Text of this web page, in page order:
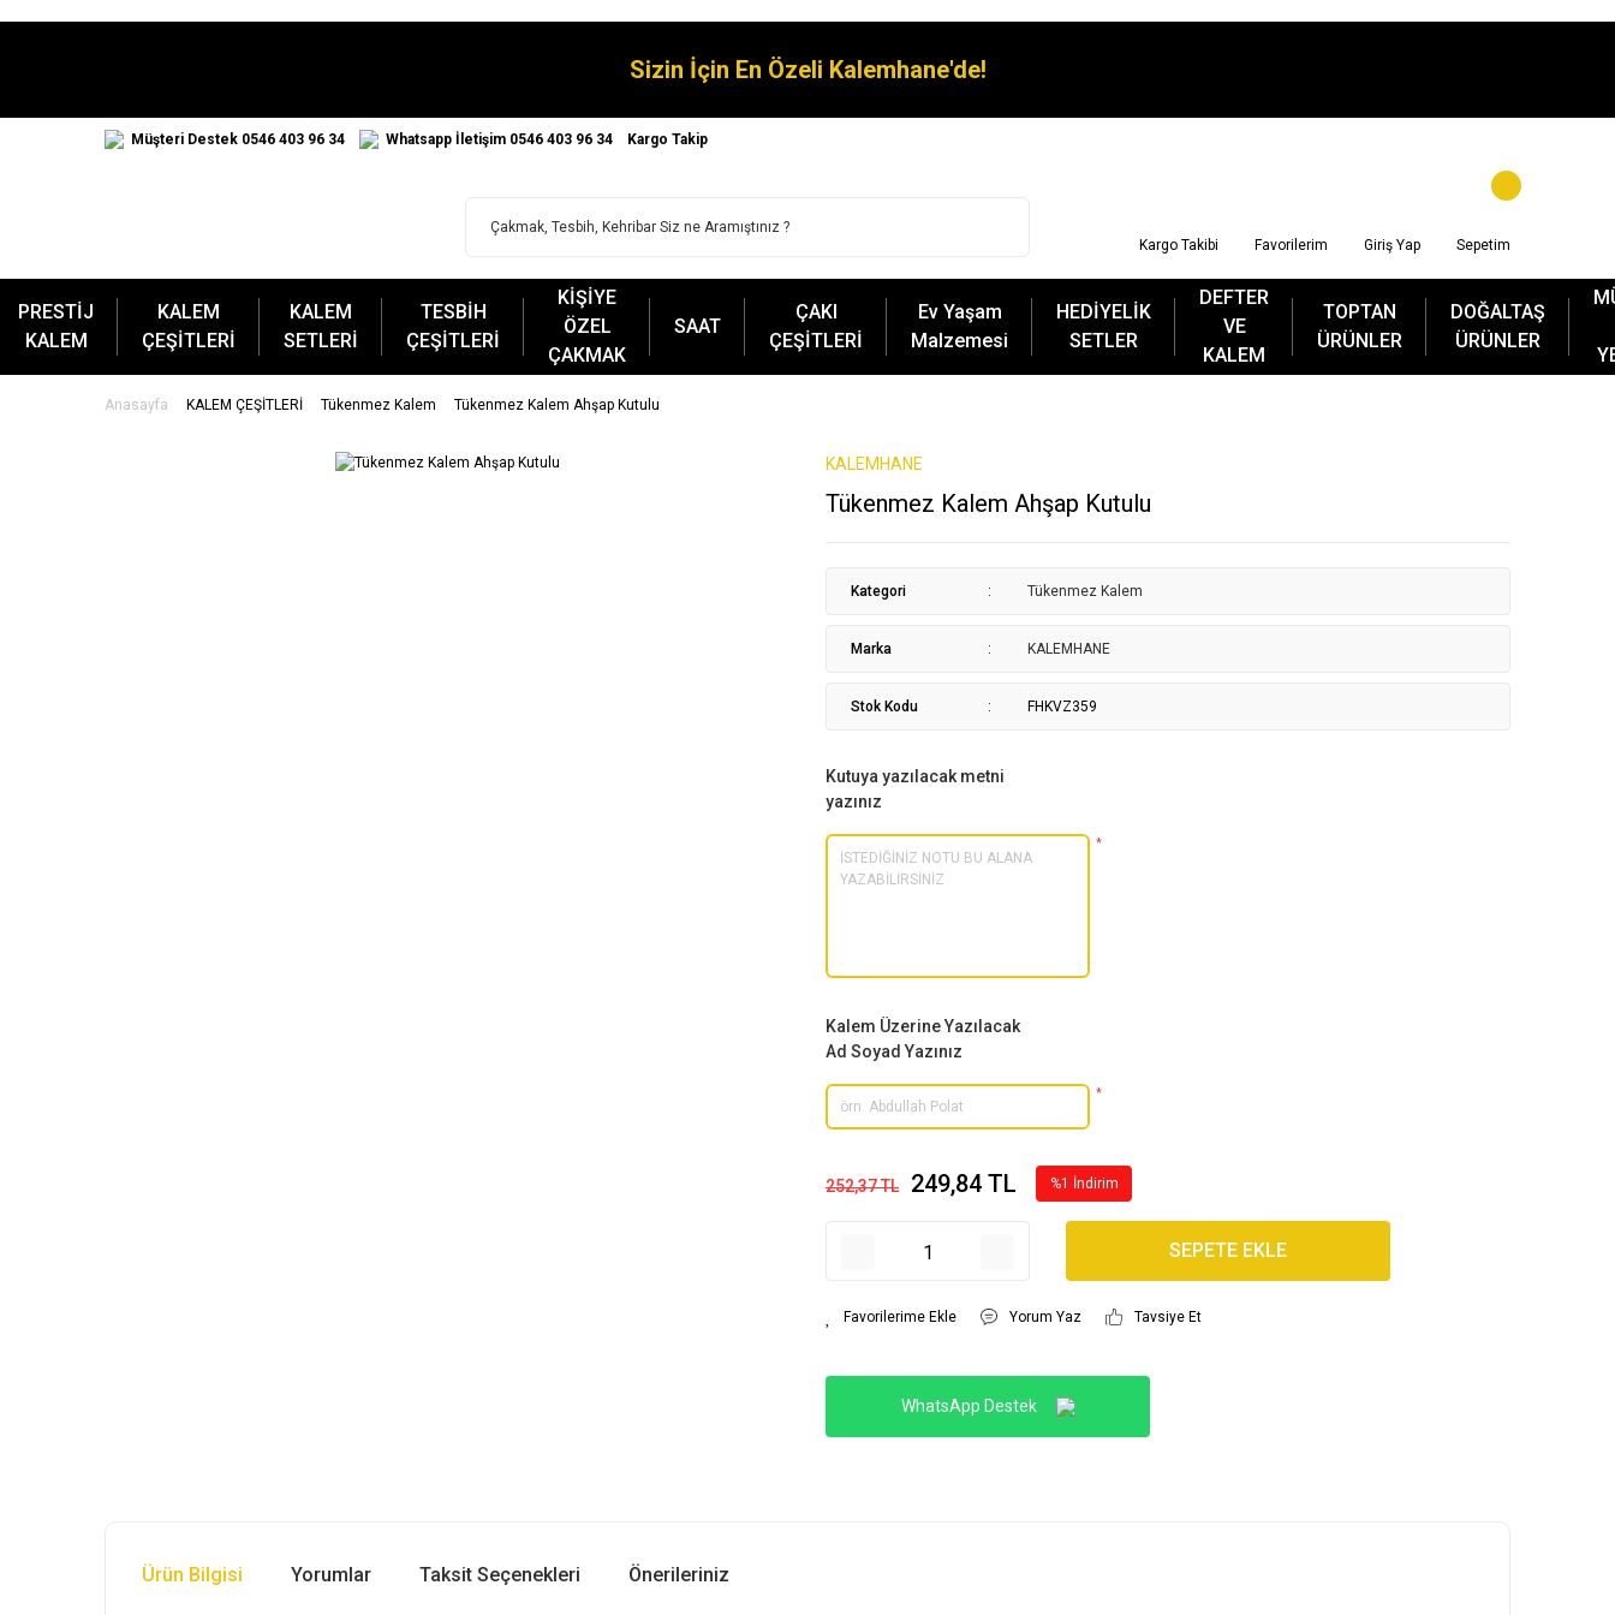
Sizin İçin En Özeli Kalemhane'de!
Müşteri Destek 0546 403 96 34 Whatsapp İletişim 0546 403 96 34 Kargo Takip
Kargo Takibi Favorilerim Giriş Yap Sepetim
PRESTİJ
KALEM
KALEM
ÇEŞİTLERİ
KALEM
SETLERİ
TESBİH
ÇEŞİTLERİ
KİŞİYE
ÖZEL
ÇAKMAK
SAAT
ÇAKI
ÇEŞİTLERİ
Ev Yaşam
Malzemesi
HEDİYELİK
SETLER
DEFTER
VE
KALEM
TOPTAN
ÜRÜNLER
DOĞALTAŞ
ÜRÜNLER
Anasayfa KALEM ÇEŞİTLERİ Tükenmez Kalem Tükenmez Kalem Ahşap Kutulu
KALEMHANE
Tükenmez Kalem Ahşap Kutulu
Kategori Tükenmez Kalem
Marka KALEMHANE
Stok Kodu FHKVZ359
Kutuya yazılacak metni
yazınız
*
Kalem Üzerine Yazılacak
Ad Soyad Yazınız
*
252,37 TL 249,84 TL %1 İndirim
SEPETE EKLE
Yorum Yaz Tavsiye Et
WhatsApp Destek
Ürün Bilgisi Yorumlar Taksit Seçenekleri Önerileriniz